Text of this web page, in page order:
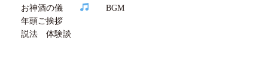
お神酒の儀
BGM
年頭ご挨拶
説法 体験談